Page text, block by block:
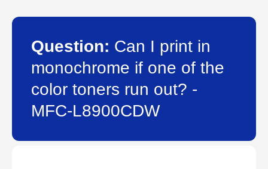
Question: Can I print in
monochrome if one of the
color toners run out? -
MFC-L8900CDW